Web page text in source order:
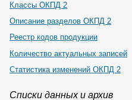
Классы ОКПД 2
Описание разделов ОКПД 2
Реестр кодов продукции
Количество актуальных записей
Статистика изменений ОКПД 2
Списки данных и архив